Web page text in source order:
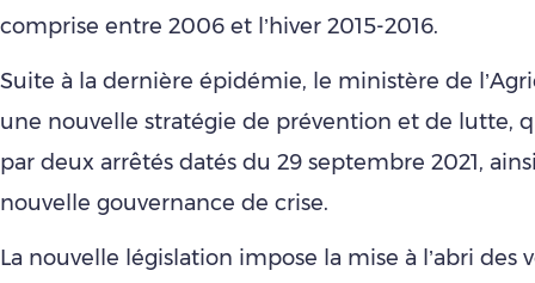
comprise entre 2006 et l’hiver 2015-2016.
Suite à la dernière épidémie, le ministère de
une nouvelle stratégie de prévention et de lutte,
par deux arrêtés datés du 29 septembre 2021,
nouvelle gouvernance de crise.
La nouvelle législation impose la mise à l’abri des